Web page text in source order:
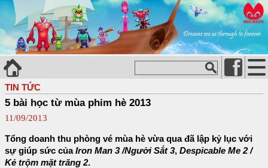
TIN TỨC
5 bài học từ mùa phim hè 2013
11/09/2013
Tổng doanh thu phòng vé mùa hè vừa qua đã lập kỷ lục với
sự giúp sức củaIron Man 3 /Người Sắt 3, Despicable Me 2 /
Kẻ trộm mặt trăng 2.